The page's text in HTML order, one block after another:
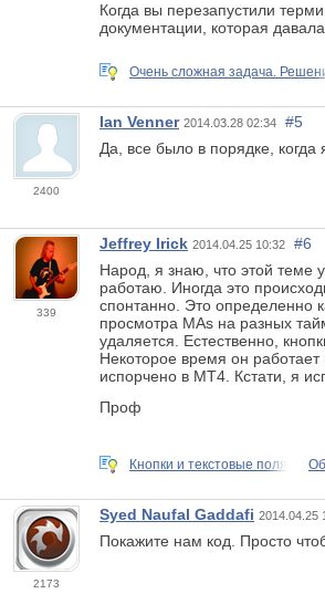
Когда вы перезапустили
документации, которая
Очень сложная задача.
2400
Ian Venner 2014.03.28 02:34
#5
Да, все было в порядке, когда
339
Jeffrey Irick 2014.04.25 10:32
#6
Народ, я знаю, что этой теме
работаю. Иногда это
спонтанно. Это определенно
просмотра MAs на разных
удаляется. Естественно,
Некоторое время он
испорчено в MT4. Кстати, я
Проф
Кнопки и текстовые поля
2173
Syed Naufal Gaddafi 2014.04.25
Покажите нам код. Просто